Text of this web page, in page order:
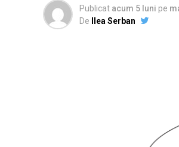
Publicat acum 5 luni pe
De
Ilea Serban